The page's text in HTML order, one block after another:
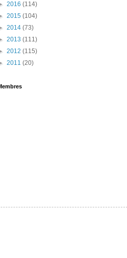
2016 (114)
2015 (104)
2014 (73)
2013 (111)
2012 (115)
2011 (20)